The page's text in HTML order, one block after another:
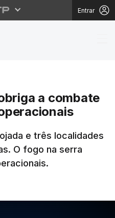
Entrar
Nisa
a combate
e três localidades
O fogo na serra